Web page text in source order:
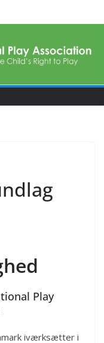
Play
iværksætter i